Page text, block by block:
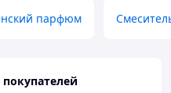
парфюм